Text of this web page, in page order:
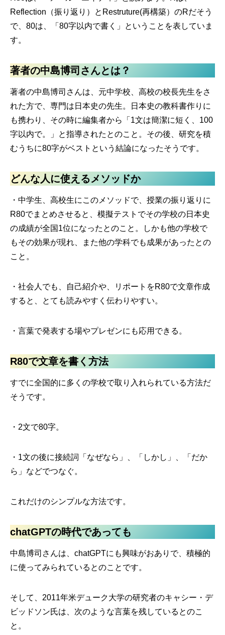
Reflection（振り返り）とRestruture(再構築）のRだそう
で、80は、「80字以内で書く」ということを表していま
す。
著者の中島博司さんとは？
著者の中島博司さんは、元中学校、高校の校長先生をさ
れた方で、専門は日本史の先生。日本史の教科書作りに
も携わり、その時に編集者から「1文は簡潔に短く、100
字以内で。」と指導されたとのこと。その後、研究を積
むうちに80字がベストという結論になったそうです。
どんな人に使えるメソッドか
・中学生、高校生にこのメソッドで、授業の振り返りに
R80でまとめさせると、模擬テストでその学校の日本史
の成績が全国1位になったとのこと。しかも他の学校で
もその効果が現れ、また他の学科でも成果があったとの
こと。
・社会人でも、自己紹介や、リポートをR80で文章作成
すると、とても読みやすく伝わりやすい。
・言葉で発表する場やプレゼンにも応用できる。
R80で文章を書く方法
すでに全国的に多くの学校で取り入れられている方法だ
そうです。
・2文で80字。
・1文の後に接続詞「なぜなら」、「しかし」、「だか
ら」などでつなぐ。
これだけのシンプルな方法です。
chatGPTの時代であっても
中島博司さんは、chatGPTにも興味がおありで、積極的
に使ってみられているとのことです。
そして、2011年米デューク大学の研究者のキャシー・デ
ビッドソン氏は、次のような言葉を残しているとのこ
と。